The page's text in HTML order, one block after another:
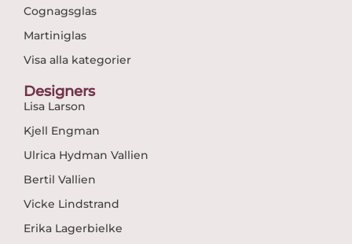
Cognagsglas
Martiniglas
Visa alla kategorier
Designers
Lisa Larson
Kjell Engman
Ulrica Hydman Vallien
Bertil Vallien
Vicke Lindstrand
Erika Lagerbielke